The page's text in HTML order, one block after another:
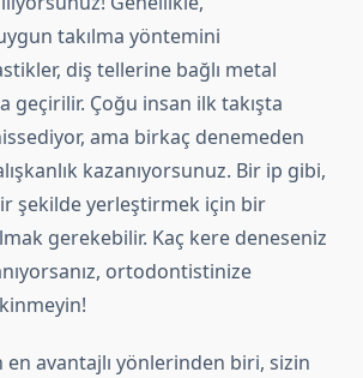
takılma yöntemini
diş tellerine bağlı metal
geçirilir. Çoğu insan ilk takışta
ama birkaç denemeden
kazanıyorsunuz. Bir ip gibi,
şekilde yerleştirmek için bir
gerekebilir. Kaç kere deneseniz
ortodontistinize
avantajlı yönlerinden biri, sizin